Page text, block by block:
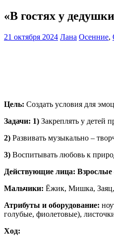
«В гостях у
21 октября 2024 Лана Осенние,
Цель: Создать условия для
Задачи: 1) Закреплять у детей
2) Развивать музыкально –
3) Воспитывать любовь к
Действующие лица: Взрослые
Мальчики: Ёжик, Мишка,
Атрибуты и оборудование:
голубые, фиолетовые),
Ход: